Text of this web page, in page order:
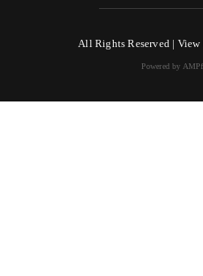
All Rights Reserved | View
Powered by